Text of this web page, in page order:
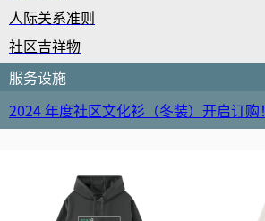
人际关系准则
社区吉祥物
服务设施
2024 年度社区文化衫（冬装）开启订购！